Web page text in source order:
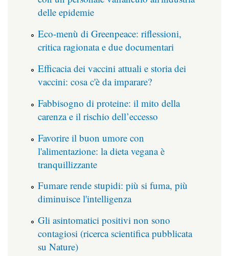
delle epidemie
Eco-menù di Greenpeace: riflessioni,
critica ragionata e due documentari
Efficacia dei vaccini attuali e storia dei
vaccini: cosa c'è da imparare?
Fabbisogno di proteine: il mito della
carenza e il rischio dell’eccesso
Favorire il buon umore con
l'alimentazione: la dieta vegana è
tranquillizzante
Fumare rende stupidi: più si fuma, più
diminuisce l'intelligenza
Gli asintomatici positivi non sono
contagiosi (ricerca scientifica pubblicata
su Nature)